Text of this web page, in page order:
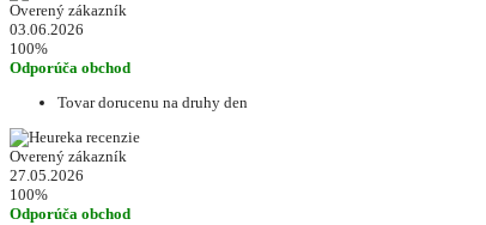
Overený zákazník
03.06.2026
100%
Odporúča obchod
Tovar dorucenu na druhy den
Overený zákazník
27.05.2026
100%
Odporúča obchod